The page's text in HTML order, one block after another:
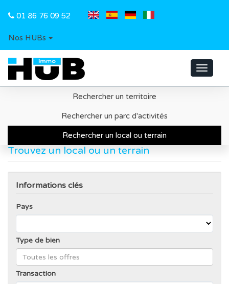
01 86 76 09 52
Nos HUBs
Toggle
Rechercher un territoire
Rechercher un parc d'activités
Rechercher un local ou terrain
Recherche d'un local ou d'un terrain
Trouvez un local ou un terrain
Informations clés
Pays
Type de bien
Transaction